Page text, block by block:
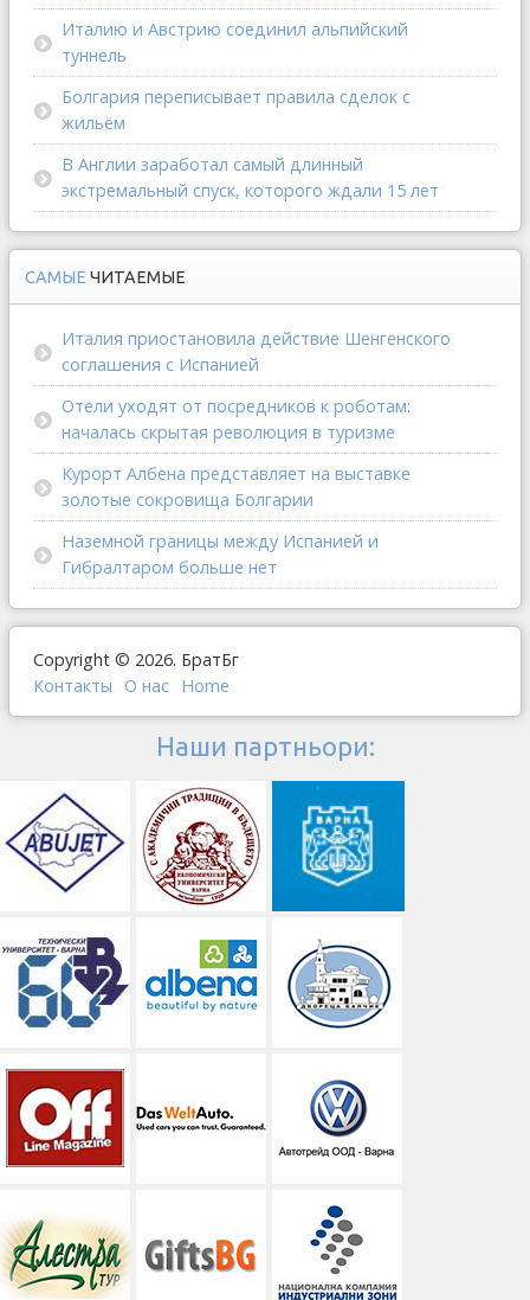
Италию и Австрию соединил альпийский
туннель
Болгария переписывает правила сделок с
жильём
В Англии заработал самый длинный
экстремальный спуск, которого ждали 15 лет
САМЫЕ ЧИТАЕМЫЕ
Италия приостановила действие Шенгенского
соглашения с Испанией
Отели уходят от посредников к роботам:
началась скрытая революция в туризме
Курорт Албена представляет на выставке
золотые сокровища Болгарии
Наземной границы между Испанией и
Гибралтаром больше нет
Copyright © 2026. БратБг
Контакты
О наc Home
Наши партньори: